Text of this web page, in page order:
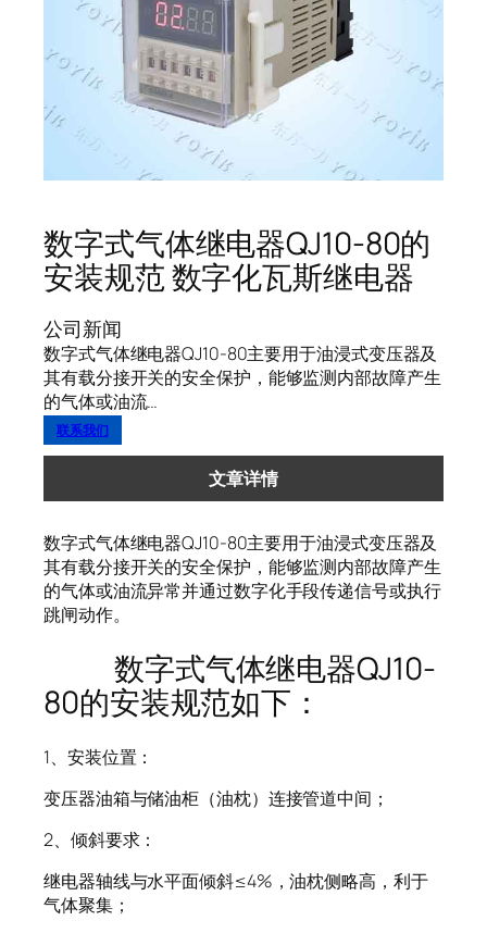
数字式气体继电器QJ10-80的
安装规范 数字化瓦斯继电器
公司新闻
数字式气体继电器QJ10-80主要用于油浸式变压器及
其有载分接开关的安全保护，能够监测内部故障产生
的气体或油流…
联系我们
文章详情
数字式气体继电器QJ10-80主要用于油浸式变压器及
其有载分接开关的安全保护，能够监测内部故障产生
的气体或油流异常并通过数字化手段传递信号或执行
跳闸动作。
数字式气体继电器QJ10-
80的安装规范如下：
1、安装位置：
变压器油箱与储油柜（油枕）连接管道中间；
2、倾斜要求：
继电器轴线与水平面倾斜≤4%，油枕侧略高，利于
气体聚集；